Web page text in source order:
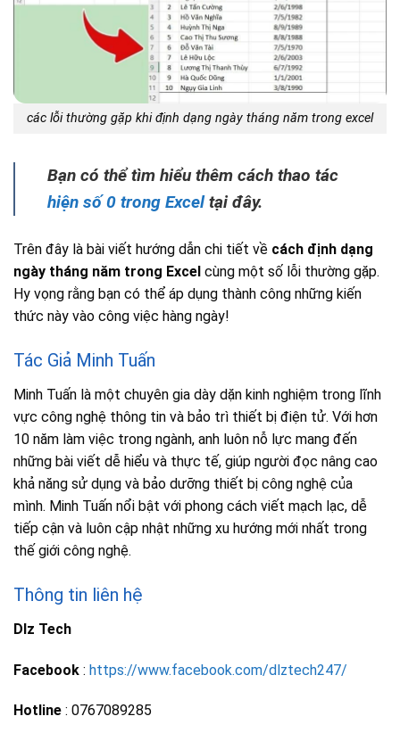
các lỗi thường gặp khi định dạng ngày tháng năm trong excel
Bạn có thể tìm hiểu thêm cách thao tác
hiện số 0 trong Exceltại đây.
Trên đây là bài viết hướng dẫn chi tiết về cách định dạng
ngày tháng năm trong Excel cùng một số lỗi thường gặp.
Hy vọng rằng bạn có thể áp dụng thành công những kiến
thức này vào công việc hàng ngày!
Tác Giả Minh Tuấn
Minh Tuấn là một chuyên gia dày dặn kinh nghiệm trong lĩnh
vực công nghệ thông tin và bảo trì thiết bị điện tử. Với hơn
10 năm làm việc trong ngành, anh luôn nỗ lực mang đến
những bài viết dễ hiểu và thực tế, giúp người đọc nâng cao
khả năng sử dụng và bảo dưỡng thiết bị công nghệ của
mình. Minh Tuấn nổi bật với phong cách viết mạch lạc, dễ
tiếp cận và luôn cập nhật những xu hướng mới nhất trong
thế giới công nghệ.
Thông tin liên hệ
Dlz Tech
Facebook : https://www.facebook.com/dlztech247/
Hotline : 0767089285